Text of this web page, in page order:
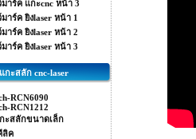
าร์ค แกะcnc หน้า 3
าร์ค ยิงlaser หน้า 1
าร์ค ยิงlaser หน้า 2
าร์ค ยิงlaser หน้า 3
กะสลัก cnc-laser
RCN6090
RCN1212
ะสลักขนาดเล็ก
ลิค